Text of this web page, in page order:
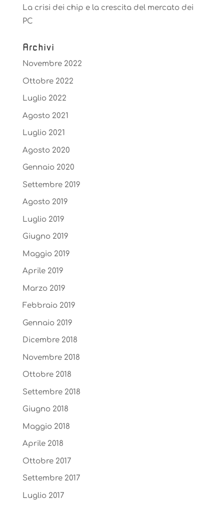
La crisi dei chip e la crescita del mercato dei
PC
Archivi
Novembre 2022
Ottobre 2022
Luglio 2022
Agosto 2021
Luglio 2021
Agosto 2020
Gennaio 2020
Settembre 2019
Agosto 2019
Luglio 2019
Giugno 2019
Maggio 2019
Aprile 2019
Marzo 2019
Febbraio 2019
Gennaio 2019
Dicembre 2018
Novembre 2018
Ottobre 2018
Settembre 2018
Giugno 2018
Maggio 2018
Aprile 2018
Ottobre 2017
Settembre 2017
Luglio 2017